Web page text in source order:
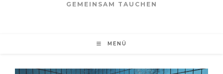
GEMEINSAM TAUCHEN
MENÜ